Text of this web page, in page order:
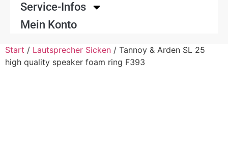
Service-Infos
Mein Konto
Start / Lautsprecher Sicken / Tannoy & Arden SL 25
high quality speaker foam ring F393